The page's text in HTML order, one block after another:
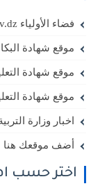
فضاء الأولياء tharwa.education.gov.dz
موقع شهادة البكالوريا
موقع شهادة التعليم
موقع شهادة التعليم
اخبار وزارة التربية
أضف موقعك هنا
اختر حسب